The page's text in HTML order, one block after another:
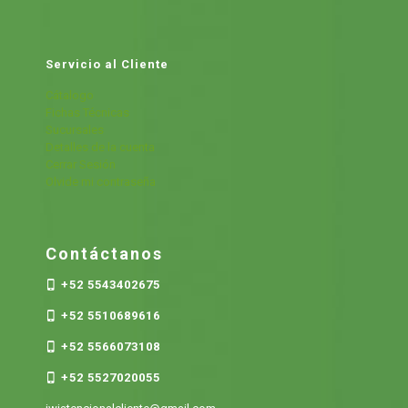
Servicio al Cliente
Cátalogo
Fichas Técnicas
Sucursales
Detalles de la cuenta
Cerrar Sesión
Olvide mi contraseña
Contáctanos
+52 5543402675
+52 5510689616
+52 5566073108
+52 5527020055